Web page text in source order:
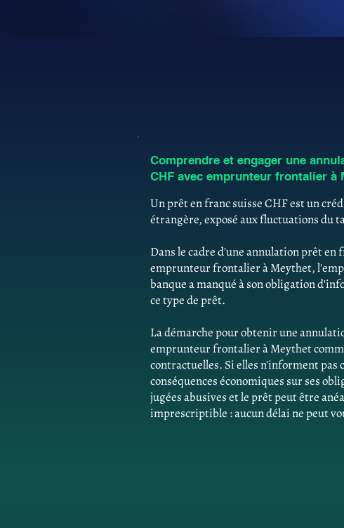
Comprendre et engager une
CHF avec emprunteur frontalier à
Un prêt en franc suisse CHF est un
étrangère, exposé aux fluctuations du
Dans le cadre d'une annulation prêt en
emprunteur frontalier à Meythet,
banque a manqué à son obligation
ce type de prêt.
La démarche pour obtenir une
emprunteur frontalier à Meythet
contractuelles. Si elles n'informent
conséquences économiques sur ses
jugées abusives et le prêt peut être
imprescriptible : aucun délai ne peut